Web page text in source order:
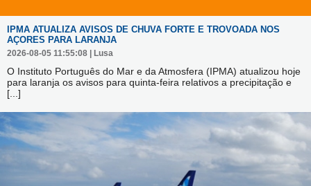
IPMA ATUALIZA AVISOS DE CHUVA FORTE E TROVOADA NOS
AÇORES PARA LARANJA
2026-08-05 11:55:08 | Lusa
O Instituto Português do Mar e da Atmosfera (IPMA) atualizou hoje
para laranja os avisos para quinta-feira relativos a precipitação e
[...]